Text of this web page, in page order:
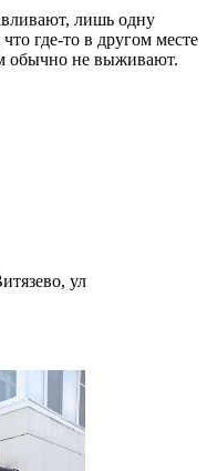
лишь одну
где-то в другом месте
обычно не выживают.
ул